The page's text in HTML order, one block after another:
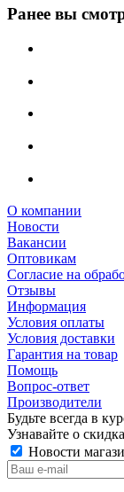
Ранее вы
О компании
Новости
Вакансии
Оптовикам
Cогласие на
Отзывы
Информация
Условия оплаты
Условия доставки
Гарантия на товар
Помощь
Вопрос-ответ
Производители
Будьте всегда в
Узнавайте о
Новости